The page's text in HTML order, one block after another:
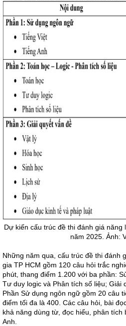
Dự kiến cấu trúc đề thi đánh giá
năm 2025. Ảnh:
Những năm qua, cấu trúc đề thi đánh
gia TP HCM gồm 120 câu hỏi trắc
phút, thang điểm 1.200 với ba phần:
Tư duy logic và Phân tích số liệu; Giải
Phần Sử dụng ngôn ngữ gồm 20 câu
điểm tối đa là 400. Các câu hỏi, bài
khả năng dùng từ, đọc hiểu, phân tích
Anh.